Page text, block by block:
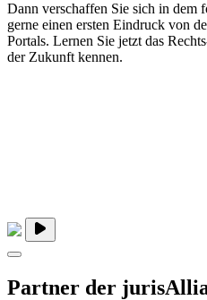
Dann verschaffen Sie sich in dem
gerne einen ersten Eindruck von
Portals. Lernen Sie jetzt das
der Zukunft kennen.
Partner der